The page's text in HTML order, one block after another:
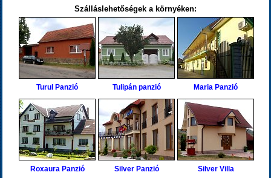
Szálláslehetőségek a környéken:
Turul Panzió Tulipán panzió Maria Panzió
Roxaura Panzió Silver Panzió Silver Villa